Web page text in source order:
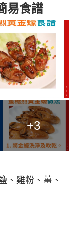
易食譜
+3
、雞粉、薑、